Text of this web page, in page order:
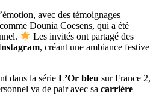
avec des témoignages
Dounia Coesens, qui a été
Les invités ont partagé des
, créant une ambiance festive
dans la série L’Or bleu sur France 2,
va de pair avec sa carrière